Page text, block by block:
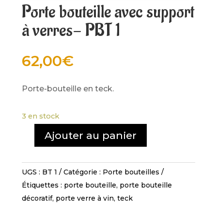
Porte bouteille avec support
à verres- PBT 1
62,00€
Porte-bouteille en teck.
3 en stock
quantité
Porte
bouteille
avec
Ajouter au panier
UGS : BT 1 Catégorie : Porte bouteilles
Étiquettes : porte bouteille, porte bouteille
décoratif, porte verre à vin, teck